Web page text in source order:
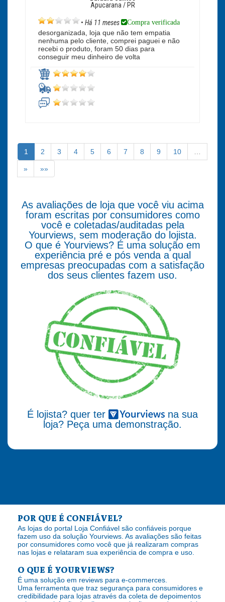
Apucarana / PR
• Há 11 meses Compra verificada
desorganizada, loja que não tem empatia
nenhuma pelo cliente, comprei paguei e não
recebi o produto, foram 50 dias para
conseguir meu dinheiro de volta
1 2 3 4 5 6 7 8 9 10
» »»
As avaliações de loja que você viu acima
foram escritas por consumidores como
você e coletadas/auditadas pela
Yourviews, sem moderação do lojista.
O que é Yourviews? É uma solução em
experiência pré e pós venda a qual
empresas preocupadas com a satisfação
dos seus clientes fazem uso.
É lojista? quer ter
na sua
loja? Peça uma demonstração.
POR QUE É CONFIÁVEL?
As lojas do portal Loja Confiável são confiáveis porque
fazem uso da solução Yourviews. As avaliações são feitas
por consumidores como você que já realizaram compras
nas lojas e relataram sua experiência de compra e uso.
O QUE É YOURVIEWS?
É uma solução em reviews para e-commerces.
Uma ferramenta que traz segurança para consumidores e
credibilidade para lojas através da coleta de depoimentos